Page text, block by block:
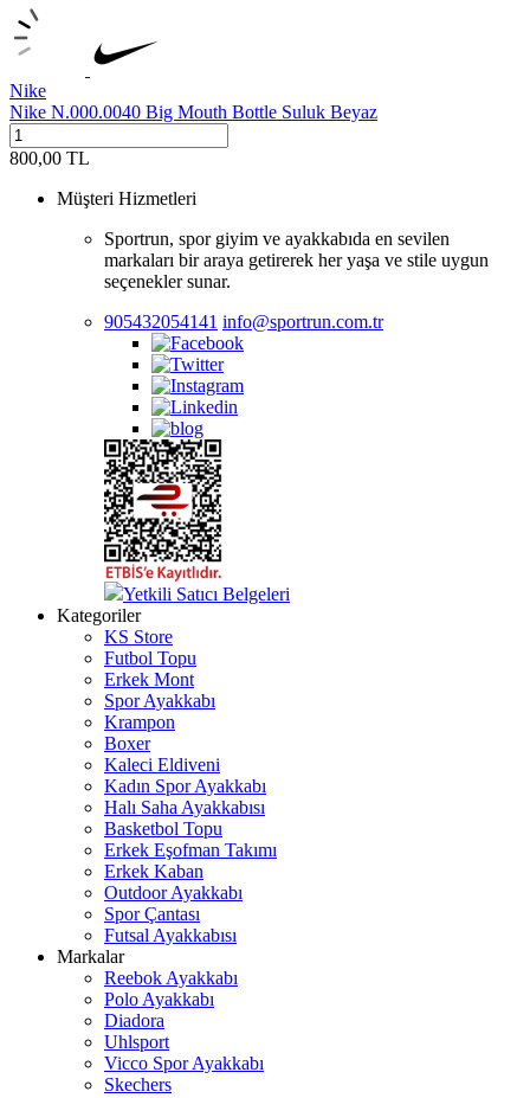
Nike
Nike N.000.0040 Big Mouth Bottle Suluk Beyaz
800,00 TL
Müşteri Hizmetleri
Sportrun, spor giyim ve ayakkabıda en sevilen
markaları bir araya getirerek her yaşa ve stile uygun
seçenekler sunar.
905432054141 info@sportrun.com.tr
Yetkili Satıcı Belgeleri
Kategoriler
KS Store
Futbol Topu
Erkek Mont
Spor Ayakkabı
Krampon
Boxer
Kaleci Eldiveni
Kadın Spor Ayakkabı
Halı Saha Ayakkabısı
Basketbol Topu
Erkek Eşofman Takımı
Erkek Kaban
Outdoor Ayakkabı
Spor Çantası
Futsal Ayakkabısı
Markalar
Reebok Ayakkabı
Polo Ayakkabı
Diadora
Uhlsport
Vicco Spor Ayakkabı
Skechers